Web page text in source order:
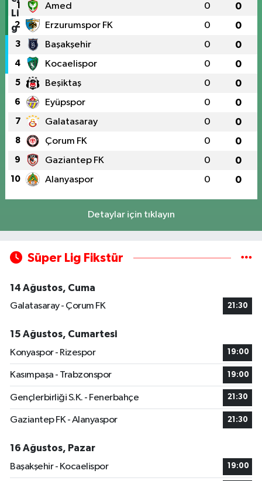
1 Amed 0 0
2 Erzurumspor FK 0 0
3 Başakşehir 0 0
4 Kocaelispor 0 0
5 Beşiktaş 0 0
6 Eyüpspor 0 0
7 Galatasaray 0 0
8 Çorum FK 0 0
9 Gaziantep FK 0 0
10 Alanyaspor 0 0
Detaylar için tıklayın
Süper Lig Fikstür
14 Ağustos, Cuma
Galatasaray - Çorum FK
21:30
15 Ağustos, Cumartesi
Konyaspor - Rizespor
19:00
Kasımpaşa - Trabzonspor 19:00
Gençlerbirliği S.K. - Fenerbahçe 21:30
Gaziantep FK - Alanyaspor 21:30
16 Ağustos, Pazar
Başakşehir - Kocaelispor
19:00